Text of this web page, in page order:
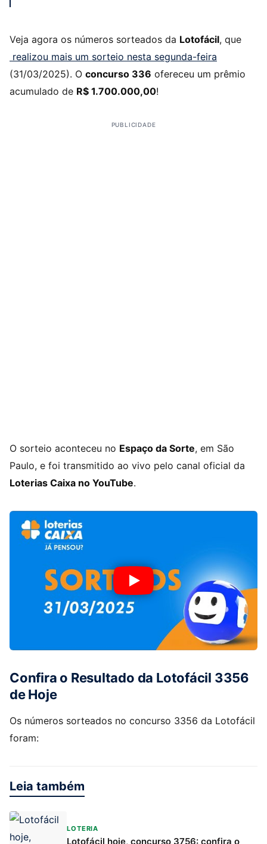
Veja agora os números sorteados da Lotofácil, que
realizou mais um sorteio nesta segunda-feira
(31/03/2025). O concurso 336 ofereceu um prêmio
acumulado de R$ 1.700.000,00!
PUBLICIDADE
O sorteio aconteceu no Espaço da Sorte, em São
Paulo, e foi transmitido ao vivo pelo canal oficial da
Loterias Caixa no YouTube.
Confira o Resultado da Lotofácil 3356
de Hoje
Os números sorteados no concurso 3356 da Lotofácil
foram:
Leia também
LOTERIA
Lotofácil hoje, concurso 3756: confira o